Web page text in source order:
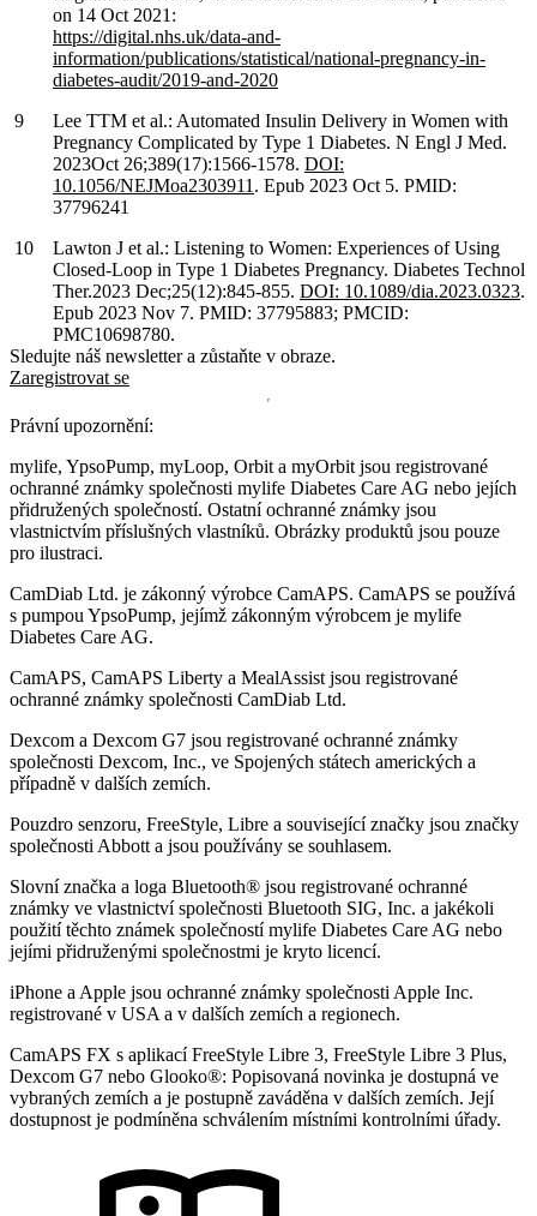
on 14 Oct 2021:
https://digital.nhs.uk/data-and-
information/publications/statistical/national-pregnancy-in-
diabetes-audit/2019-and-2020
Lee TTM et al.: Automated Insulin Delivery in Women with
Pregnancy Complicated by Type 1 Diabetes. N Engl J Med.
2023Oct 26;389(17):1566-1578. DOI:
10.1056/NEJMoa2303911 . Epub 2023 Oct 5. PMID:
37796241
Lawton J et al.: Listening to Women: Experiences of Using
Closed-Loop in Type 1 Diabetes Pregnancy. Diabetes Technol
Ther.2023 Dec;25(12):845-855. DOI: 10.1089/dia.2023.0323.
Epub 2023 Nov 7. PMID: 37795883; PMCID:
PMC10698780.
Sledujte náš newsletter a zůstaňte v obraze.
Zaregistrovat se
Právní upozornění:
mylife, YpsoPump, myLoop, Orbit a myOrbit jsou registrované
ochranné známky společnosti mylife Diabetes Care AG nebo jejích
přidružených společností. Ostatní ochranné známky jsou
vlastnictvím příslušných vlastníků. Obrázky produktů jsou pouze
pro ilustraci.
CamDiab Ltd. je zákonný výrobce CamAPS. CamAPS se používá
s pumpou YpsoPump, jejímž zákonným výrobcem je mylife
Diabetes Care AG.
CamAPS, CamAPS Liberty a MealAssist jsou registrované
ochranné známky společnosti CamDiab Ltd.
Dexcom a Dexcom G7 jsou registrované ochranné známky
společnosti Dexcom, Inc., ve Spojených státech amerických a
případně v dalších zemích.
Pouzdro senzoru, FreeStyle, Libre a související značky jsou značky
společnosti Abbott a jsou používány se souhlasem.
Slovní značka a loga Bluetooth® jsou registrované ochranné
známky ve vlastnictví společnosti Bluetooth SIG, Inc. a jakékoli
použití těchto známek společností mylife Diabetes Care AG nebo
jejími přidruženými společnostmi je kryto licencí.
iPhone a Apple jsou ochranné známky společnosti Apple Inc.
registrované v USA a v dalších zemích a regionech.
CamAPS FX s aplikací FreeStyle Libre 3, FreeStyle Libre 3 Plus,
Dexcom G7 nebo Glooko®: Popisovaná novinka je dostupná ve
vybraných zemích a je postupně zaváděna v dalších zemích. Její
dostupnost je podmíněna schválením místními kontrolními úřady.